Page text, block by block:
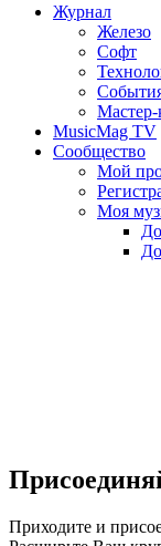
Журнал
Железо
Софт
Мастер-
MusicMag TV
Сообщество
Мой
Моя
Приходите и